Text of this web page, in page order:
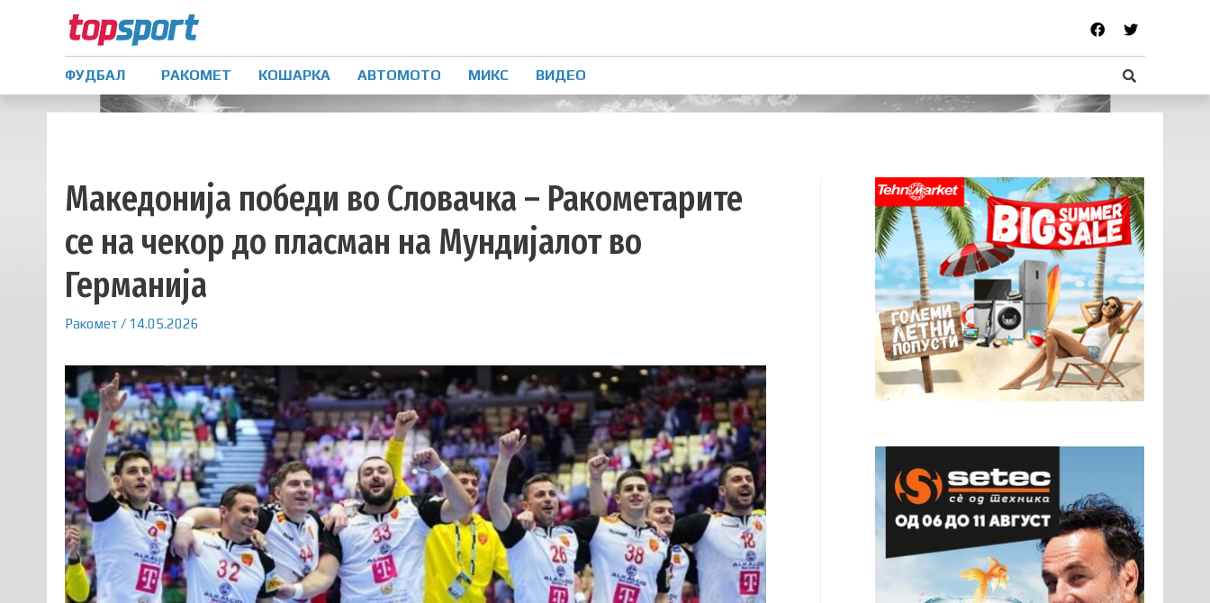
ФУДБАЛ РАКОМЕТ КОШАРКА АВТОМОТО МИКС ВИДЕО
Македонија победи во Словачка – Ракометарите
се на чекор до пласман на Мундијалот во
Германија
Ракомет / 14.05.2026